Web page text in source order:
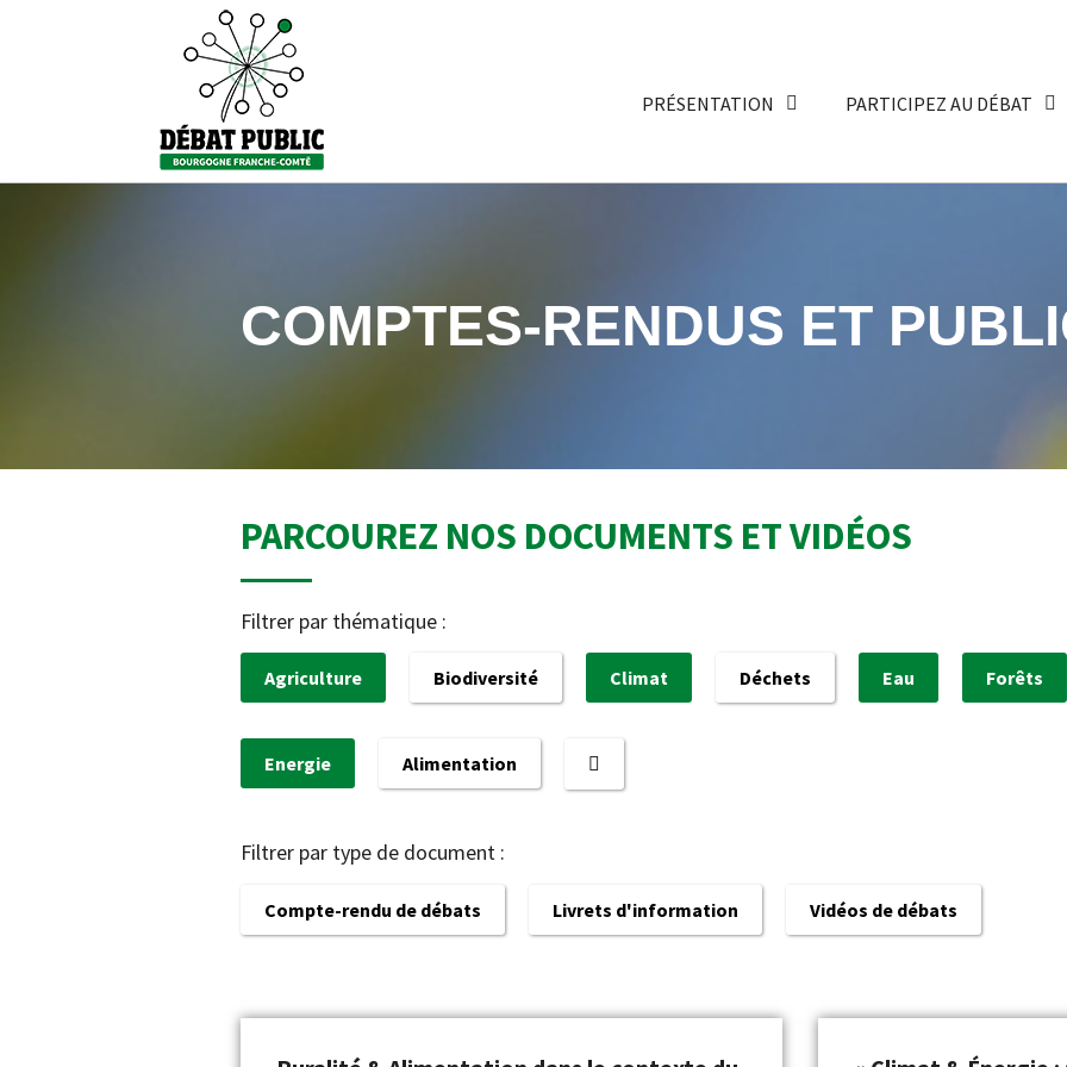
PRÉSENTATION PARTICIPEZ AU DÉBAT
COMPTES-RENDUS ET
PARCOUREZ NOS DOCUMENTS ET VIDÉOS
Filtrer par thématique :
Agriculture Biodiversité Climat Déchets Eau Forêts
Energie Alimentation
Filtrer par type de document :
Compte-rendu de débats Livrets d'information Vidéos de débats